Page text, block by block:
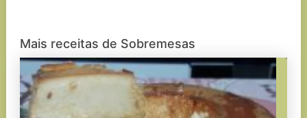
Mais receitas de Sobremesas